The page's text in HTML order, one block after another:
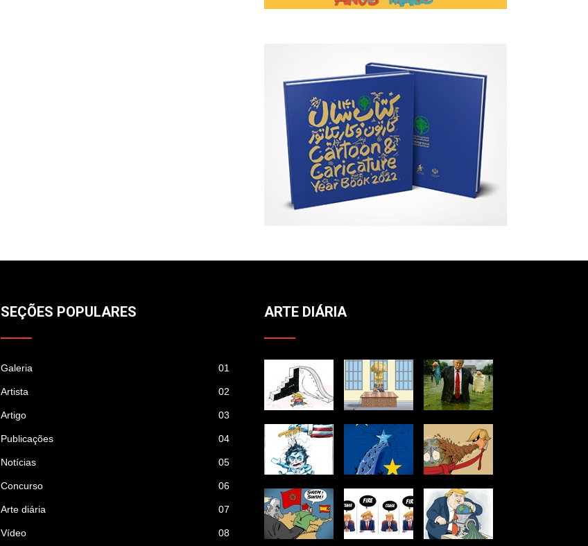
SEÇÕES POPULARES
Galeria 01
Artista 02
Artigo 03
Publicações 04
Notícias 05
Concurso 06
Arte diária 07
Vídeo 08
ARTE DIÁRIA